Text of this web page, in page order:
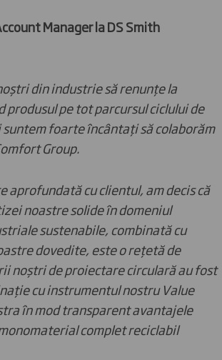
Manager la DS Smith
din industrie să renunțe la
produsul pe tot parcursul ciclului de
foarte încântați să colaborăm
Group.
aprofundată cu clientul, am decis că
noastre solide în domeniul
sustenabile, combinată cu
dovedite, este o rețetă de
noștri de proiectare circulară au fost
cu instrumentul nostru Value
în mod transparent avantajele
complet reciclabil